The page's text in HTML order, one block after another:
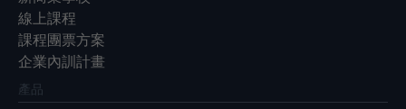
線上課程
課程團票方案
企業內訓計畫
產品